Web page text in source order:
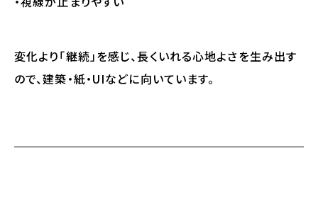
変化より「継続」を感じ、長くいれる心地よさを生み出す
ので、建築・紙・UIなどに向いています。